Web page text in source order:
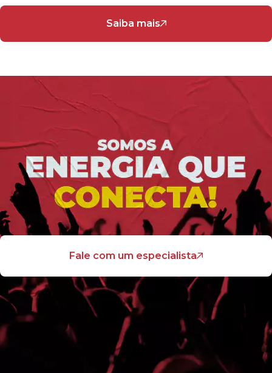
Saiba mais
Fale com um especialista